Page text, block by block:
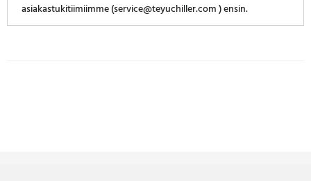
asiakastukitiimiimme (service@teyuchiller.com ) ensin.